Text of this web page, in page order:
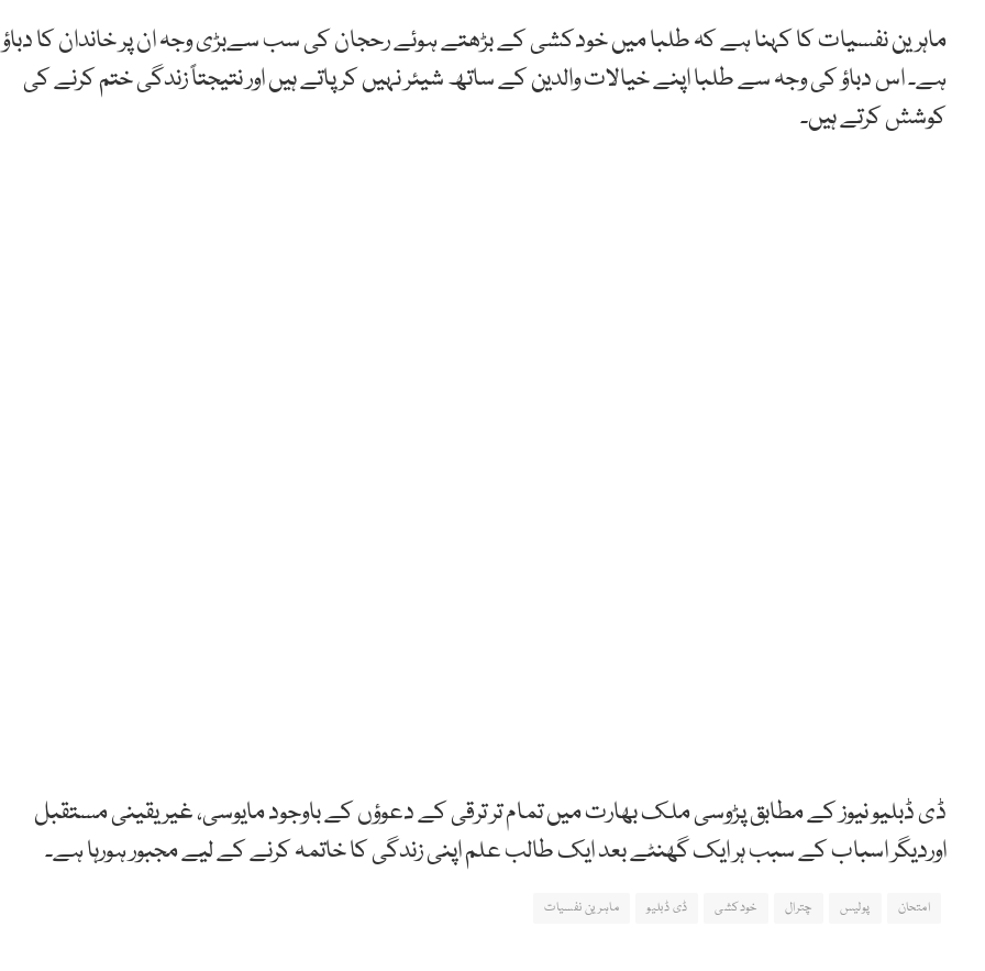
ماہرین نفسیات کا کہنا ہے کہ طلبا میں خودکشی کے بڑھتے ہوئے رحجان کی سب سےبڑی وجہ ان پر خاندان کا دباؤ
ہے۔ اس دباؤ کی وجہ سے طلبا اپنے خیالات والدین کے ساتھ شیئر نہیں کرپاتے ہیں اور نتیجتاً زندگی ختم کرنے کی
کوشش کرتے ہیں۔
ڈی ڈبلیو نیوز کے مطابق پڑوسی ملک بھارت میں تمام تر ترقی کے دعوؤں کے باوجود مایوسی، غیر یقینی مستقبل
اوردیگر اسباب کے سبب ہر ایک گھنٹے بعد ایک طالب علم اپنی زندگی کا خاتمہ کرنے کے لیے مجبور ہورہا ہے۔
امتحان پولیس چترال خودکشی ڈی ڈبلیو ماہرین نفسیات